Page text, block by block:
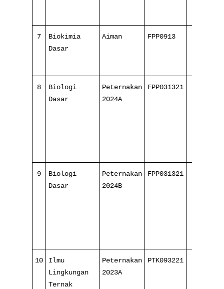
7
Biokimia
Dasar
Aiman FPP0913
8
Biologi
Dasar
Peternakan
2024A
FPP031321
9
Biologi
Dasar
Peternakan
2024B
FPP031321
10
Ilmu
Lingkungan
Ternak
Peternakan
2023A
PTK093221